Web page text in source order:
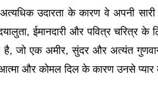
अत्यधिक उदारता के कारण वे अपनी
ईमानदारी और पवित्र चरित्र के
है, जो एक अमीर, सुंदर और अत्यंत
और कोमल दिल के कारण उनसे प्यार